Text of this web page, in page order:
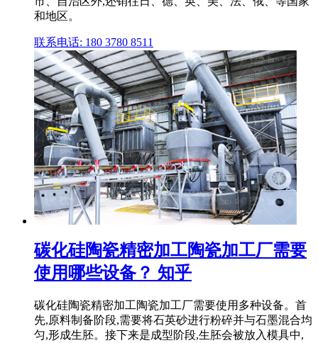
和地区。
联系电话: 180 3780 8511
碳化硅陶瓷精密加工陶瓷加工厂需要
使用哪些设备？ 知乎
碳化硅陶瓷精密加工陶瓷加工厂需要使用多种设备。首
先,原料制备阶段,需要将石英砂进行粉碎并与石墨混合均
匀,形成生胚。接下来是成型阶段,生胚会被放入模具中,